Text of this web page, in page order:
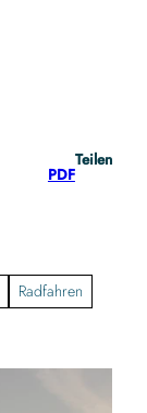
PDF
Teilen
Radfahren